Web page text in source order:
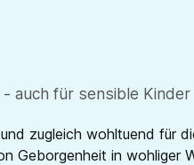
auch für sensible
zugleich wohltuend für
Geborgenheit in wohliger